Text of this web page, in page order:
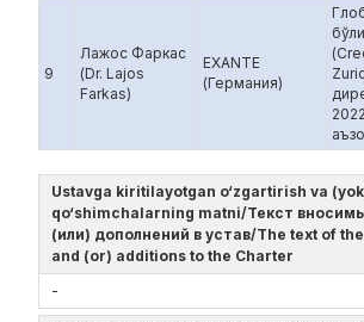
9
Лажос Фаркас
(Dr. Lajos
Farkas)
EXANTE
(Германия)
аъзо
Ustavga kiritilayotgan o‘zgartirish va
qo‘shimchalarning matni/Текст
(или) дополнений в устав/The text of
and (or) additions to the Charter
-